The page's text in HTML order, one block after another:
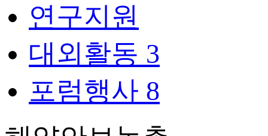
연구지원
대외활동 3
포럼행사 8